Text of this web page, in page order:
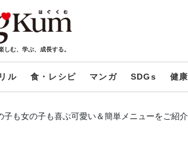
しむ、学ぶ、成長する。
ル 食・レシピ マンガ SDGs 健康
も女の子も喜ぶ可愛い＆簡単メニューをご紹介